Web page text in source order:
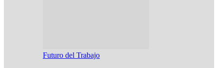
Futuro del Trabajo